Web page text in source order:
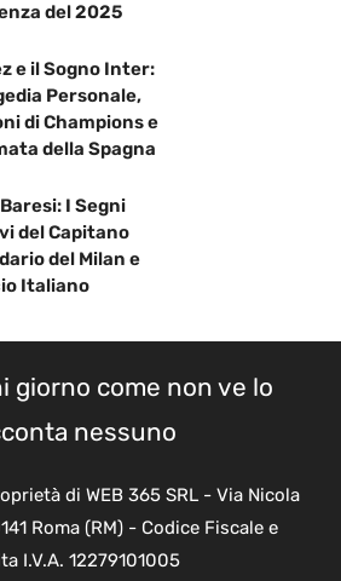
del 2025
e il Sogno Inter:
Personale,
di Champions e
della Spagna
I Segni
del Capitano
del Milan e
Italiano
giorno come non ve lo
nessuno
di WEB 365 SRL - Via Nicola
Roma (RM) - Codice Fiscale e
I.V.A. 12279101005